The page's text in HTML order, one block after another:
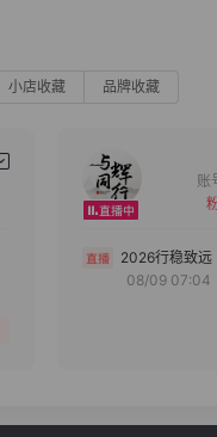
小店收藏 品牌收藏
2026行稳致远
08/09 07:04